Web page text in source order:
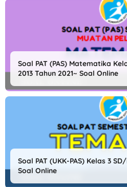
Soal PAT (PAS) Matematika
2013 Tahun 2021~ Soal Online
Soal PAT (UKK-PAS) Kelas 3
Soal Online